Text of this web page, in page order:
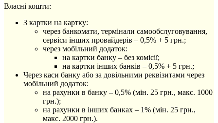
Власні кошти:
З картки на картку:
через банкомати, термінали самообслуговування,
сервіси інших провайдерів – 0,5% + 5 грн.;
через мобільний додаток:
на картки банку – без комісії;
на картки інших банків – 0,5% + 5 грн.;
Через каси банку або за довільними реквізитами через
мобільний додаток:
на рахунки в банку – 0,5% (мін. 25 грн., макс. 1000
грн.);
на рахунки в інших банках – 1% (мін. 25 грн.,
макс. 2000 грн.).